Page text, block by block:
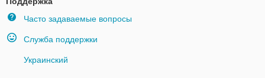
Часто задаваемые вопросы
Служба поддержки
Украинский